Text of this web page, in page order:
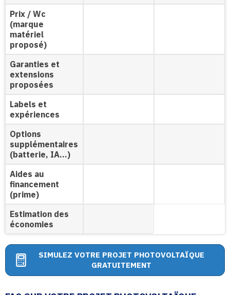
Prix / Wc
(marque
matériel
proposé)
Garanties et
extensions
proposées
Labels et
expériences
Options
supplémentaires
(batterie, IA…)
Aides au
financement
(prime)
Estimation des
économies
SIMULEZ VOTRE PROJET PHOTOVOLTAÏQUE
GRATUITEMENT